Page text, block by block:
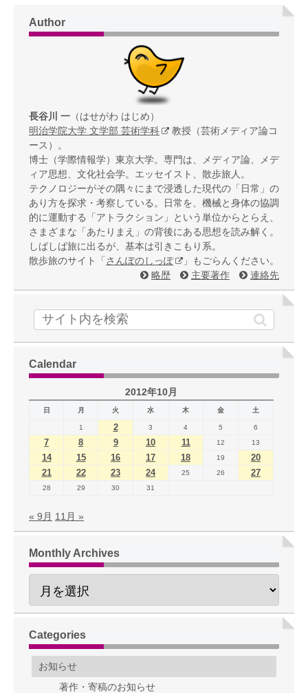
Author
長谷川 一 （はせがわ はじめ）
明治学院大学 文学部 芸術学科
教授（芸術メディア論コ
ース）。
博士（学際情報学）東京大学。専門は、メディア論、メデ
ィア思想、文化社会学。エッセイスト、散歩旅人。
テクノロジーがその隅々にまで浸透した現代の「日常」の
あり方を探求・考察している。日常を、機械と身体の協調
的に運動する「アトラクション」という単位からとらえ、
さまざまな「あたりまえ」の背後にある思想を読み解く。
しばしば旅に出るが、基本は引きこもり系。
散歩旅のサイト「さんぽのしっぽ
」もごらんください。
略歴
主要著作 連絡先
Calendar
2012年10月
日 月 火 水 木 金 土
1 2 3 4 5 6
7 8 9 10 11 12 13
14 15 16 17 18 19
20
21
22 23 24 25 26 27
28 29 30 31
« 9月 11月 »
Monthly Archives
Categories
お知らせ
著作・寄稿のお知らせ